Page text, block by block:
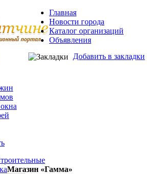
Добавить в закладки
Главная
Новости города
Каталог организаций
Объявления
Магазин «Гамма»